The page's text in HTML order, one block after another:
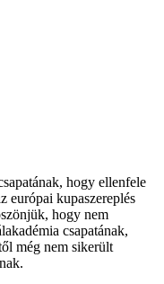
hogy ellenfele
európai kupaszereplés
hogy nem
csapatának,
még nem sikerült